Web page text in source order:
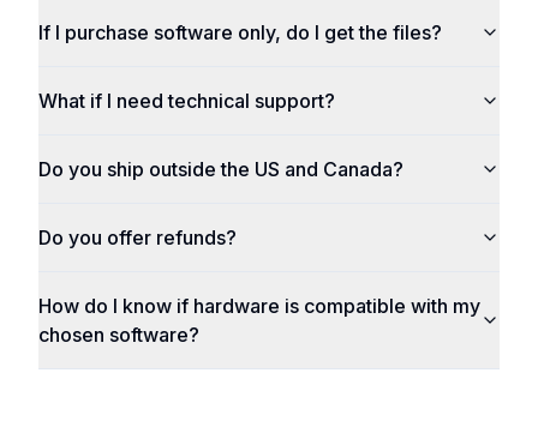
If I purchase software only, do I get the files?
What if I need technical support?
Do you ship outside the US and Canada?
Do you offer refunds?
How do I know if hardware is compatible with my
chosen software?